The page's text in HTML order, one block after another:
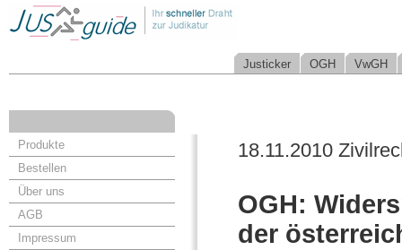
Justicker OGH VwGH
Produkte
Bestellen
Über uns
AGB
Impressum
18.11.2010
OGH:
der